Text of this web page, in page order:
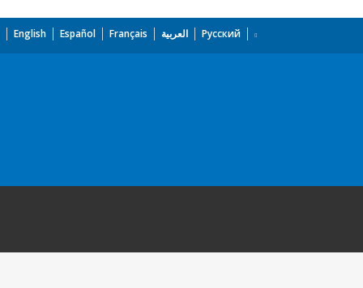
English Español Français العربية Русский